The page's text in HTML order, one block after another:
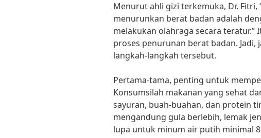
Menurut ahli gizi terkemuka, Dr.
menurunkan berat badan adalah
melakukan olahraga secara teratur.”
proses penurunan berat badan.
langkah-langkah tersebut.
Pertama-tama, penting untuk
Konsumsilah makanan yang sehat
sayuran, buah-buahan, dan protein
mengandung gula berlebih, lemak
lupa untuk minum air putih minimal